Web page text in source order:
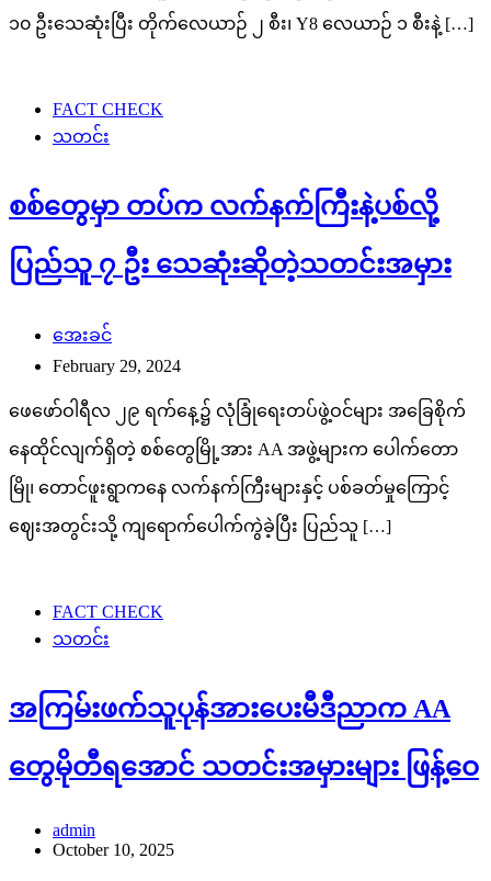
၁၀ ဦးသေဆုံးပြီး တိုက်လေယာဉ် ၂ စီး၊ Y8 လေယာဉ် ၁ စီးနဲ့ […]
FACT CHECK
သတင်း
စစ်တွေမှာ တပ်က လက်နက်ကြီးနဲ့ပစ်လို့
ပြည်သူ ၇ ဦး သေဆုံးဆိုတဲ့သတင်းအမှား
အေးခင်
February 29, 2024
ဖေဖော်ဝါရီလ ၂၉ ရက်နေ့၌ လုံခြုံရေးတပ်ဖွဲ့ဝင်များ အခြေစိုက်
နေထိုင်လျက်ရှိတဲ့ စစ်တွေမြို့အား AA အဖွဲ့များက ပေါက်တော
မြို၊ တောင်ဖူးရွာကနေ လက်နက်ကြီးများနှင့် ပစ်ခတ်မှုကြောင့်
ဈေးအတွင်းသို့ ကျရောက်ပေါက်ကွဲခဲ့ပြီး ပြည်သူ […]
FACT CHECK
သတင်း
အကြမ်းဖက်သူပုန်အားပေးမီဒီညာက AA
တွေမိုတီရအောင် သတင်းအမှားများ ဖြန့်ဝေ
admin
October 10, 2025